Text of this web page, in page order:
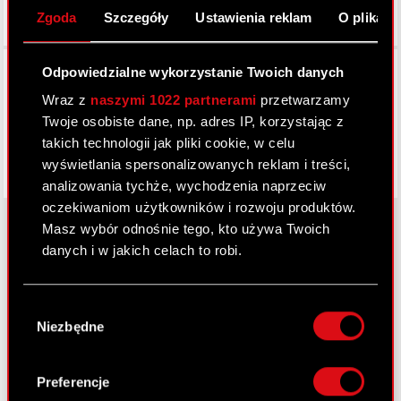
Zgoda Szczegóły Ustawienia reklam O
Odpowiedzialne wykorzystanie Twoich danych
Wraz z naszymi 1022 partnerami przetwarzamy
Twoje osobiste dane, np. adres IP, korzystając z
takich technologii jak pliki cookie, w celu
wyświetlania spersonalizowanych reklam i treści,
analizowania tychże, wychodzenia naprzeciw
oczekiwaniom użytkowników i rozwoju produktów.
Masz wybór odnośnie tego, kto używa Twoich
danych i w jakich celach to robi.
lokalizacji geograficznej z dokładnością nawet
Identyfikować Twoje urządzenie, aktywnie
analizując charakteryzującego je zbiory
zgody
Niezbędne
Preferencje
Facebook
Nasz biznes
Inwestorzy